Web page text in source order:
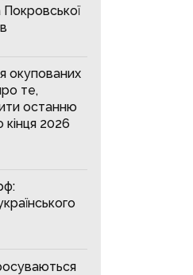
Покровської
окупованих
те,
останню
2026